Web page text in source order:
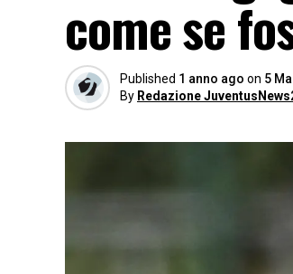
come se
Published 1 anno ago on 5
By Redazione